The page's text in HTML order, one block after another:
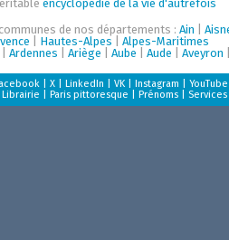
encyclopédie de la vie d'autrefois
de nos départements :Ain |
Hautes-Alpes
Alpes-Maritimes
|Ardennes |Ariège |Aube |Aude |Aveyron
|X |LinkedIn |VK |Instagram |YouTube
Librairie |Paris pittoresque |Prénoms Services